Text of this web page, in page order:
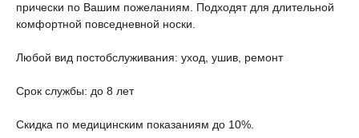
прически по Вашим пожеланиям. Подходят для длительной
комфортной повседневной носки.
Любой вид постобслуживания: уход, ушив, ремонт
Срок службы: до 8 лет
Скидка по медицинским показаниям до 10%.